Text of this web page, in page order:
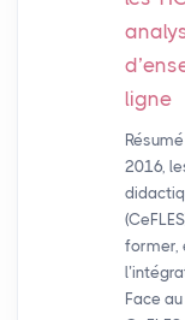
ligne
2016,
former,
Face